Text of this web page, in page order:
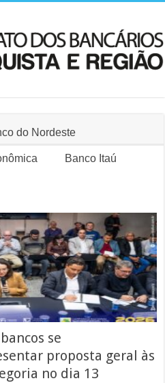
do Nordeste
Banco Itaú
se
proposta geral às
no dia 13